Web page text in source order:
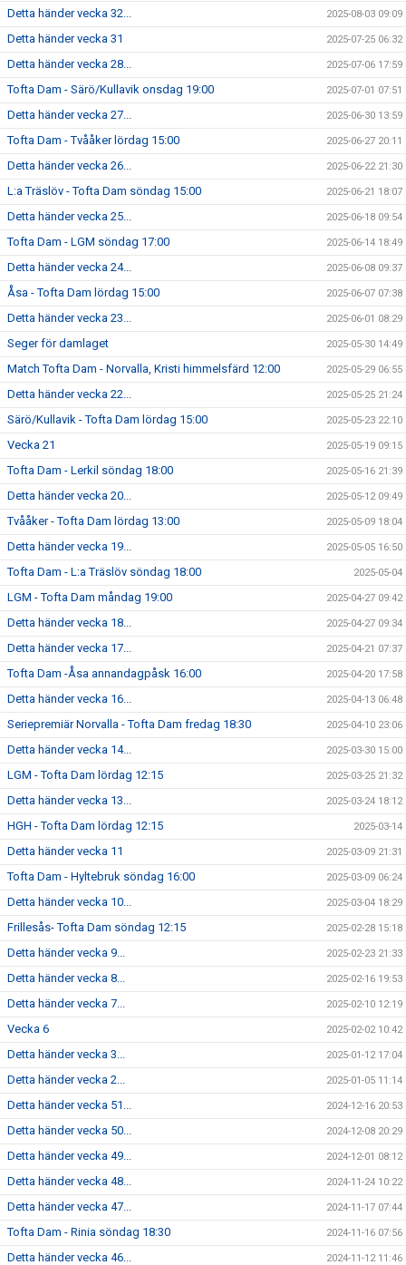
Detta händer vecka 32... 2025-08-03 09:09
Detta händer vecka 31 2025-07-25 06:32
Detta händer vecka 28... 2025-07-06 17:59
Tofta Dam - Särö/Kullavik onsdag 19:00 2025-07-01 07:51
Detta händer vecka 27... 2025-06-30 13:59
Tofta Dam - Tvååker lördag 15:00 2025-06-27 20:11
Detta händer vecka 26... 2025-06-22 21:30
L:a Träslöv - Tofta Dam söndag 15:00 2025-06-21 18:07
Detta händer vecka 25... 2025-06-18 09:54
Tofta Dam - LGM söndag 17:00 2025-06-14 18:49
Detta händer vecka 24... 2025-06-08 09:37
Åsa - Tofta Dam lördag 15:00 2025-06-07 07:38
Detta händer vecka 23... 2025-06-01 08:29
Seger för damlaget 2025-05-30 14:49
Match Tofta Dam - Norvalla, Kristi himmelsfärd 12:00 2025-05-29 06:55
Detta händer vecka 22... 2025-05-25 21:24
Särö/Kullavik - Tofta Dam lördag 15:00 2025-05-23 22:10
Vecka 21 2025-05-19 09:15
Tofta Dam - Lerkil söndag 18:00 2025-05-16 21:39
Detta händer vecka 20... 2025-05-12 09:49
Tvååker - Tofta Dam lördag 13:00 2025-05-09 18:04
Detta händer vecka 19... 2025-05-05 16:50
Tofta Dam - L:a Träslöv söndag 18:00 2025-05-04
LGM - Tofta Dam måndag 19:00 2025-04-27 09:42
Detta händer vecka 18... 2025-04-27 09:34
Detta händer vecka 17... 2025-04-21 07:37
Tofta Dam -Åsa annandagpåsk 16:00 2025-04-20 17:58
Detta händer vecka 16... 2025-04-13 06:48
Seriepremiär Norvalla - Tofta Dam fredag 18:30 2025-04-10 23:06
Detta händer vecka 14... 2025-03-30 15:00
LGM - Tofta Dam lördag 12:15 2025-03-25 21:32
Detta händer vecka 13... 2025-03-24 18:12
HGH - Tofta Dam lördag 12:15 2025-03-14
Detta händer vecka 11 2025-03-09 21:31
Tofta Dam - Hyltebruk söndag 16:00 2025-03-09 06:24
Detta händer vecka 10... 2025-03-04 18:29
Frillesås- Tofta Dam söndag 12:15 2025-02-28 15:18
Detta händer vecka 9... 2025-02-23 21:33
Detta händer vecka 8... 2025-02-16 19:53
Detta händer vecka 7... 2025-02-10 12:19
Vecka 6 2025-02-02 10:42
Detta händer vecka 3... 2025-01-12 17:04
Detta händer vecka 2... 2025-01-05 11:14
Detta händer vecka 51... 2024-12-16 20:53
Detta händer vecka 50... 2024-12-08 20:29
Detta händer vecka 49... 2024-12-01 08:12
Detta händer vecka 48... 2024-11-24 10:22
Detta händer vecka 47... 2024-11-17 07:44
Tofta Dam - Rinia söndag 18:30 2024-11-16 07:56
Detta händer vecka 46... 2024-11-12 11:46